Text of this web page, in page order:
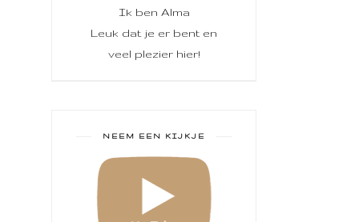
Ik ben Alma
Leuk dat je er bent en
veel plezier hier!
NEEM EEN KIJKJE